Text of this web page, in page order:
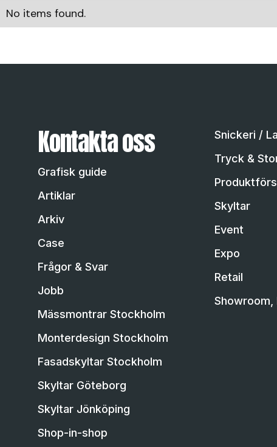
No items found.
Kontakta oss
Grafisk guide
Artiklar
Arkiv
Case
Frågor & Svar
Jobb
Mässmontrar Stockholm
Monterdesign Stockholm
Fasadskyltar Stockholm
Skyltar Göteborg
Skyltar Jönköping
Shop-in-shop
Snickeri /
Tryck &
Skyltar
Event
Expo
Retail
Showroom,